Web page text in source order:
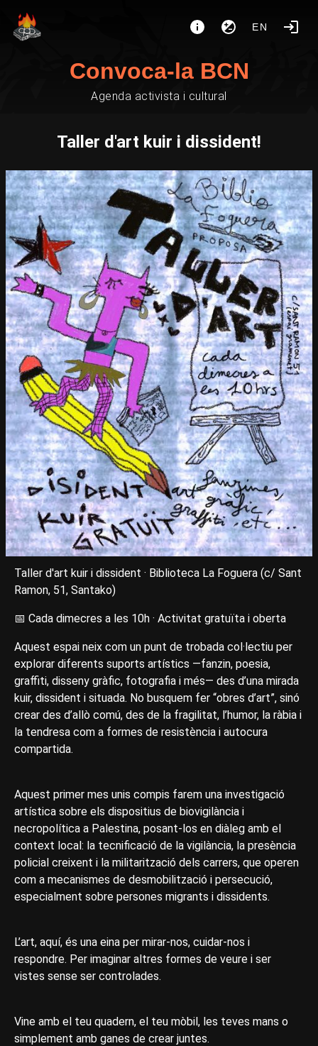
EN
Convoca-la BCN
Agenda activista i cultural
Taller d'art kuir i dissident!
Taller d'art kuir i dissident · Biblioteca La Foguera (c/ Sant
Ramon, 51, Santako)
📅 Cada dimecres a les 10h · Activitat gratuïta i oberta
Aquest espai neix com un punt de trobada col·lectiu per
explorar diferents suports artístics —fanzin, poesia,
graffiti, disseny gràfic, fotografia i més— des d’una mirada
kuir, dissident i situada. No busquem fer “obres d’art”, sinó
crear des d’allò comú, des de la fragilitat, l’humor, la ràbia i
la tendresa com a formes de resistència i autocura
compartida.
Aquest primer mes unis compis farem una investigació
artística sobre els dispositius de biovigilància i
necropolítica a Palestina, posant-los en diàleg amb el
context local: la tecnificació de la vigilància, la presència
policial creixent i la militarització dels carrers, que operen
com a mecanismes de desmobilització i persecució,
especialment sobre persones migrants i dissidents.
L’art, aquí, és una eina per mirar-nos, cuidar-nos i
respondre. Per imaginar altres formes de veure i ser
vistes sense ser controlades.
Vine amb el teu quadern, el teu mòbil, les teves mans o
simplement amb ganes de crear juntes.